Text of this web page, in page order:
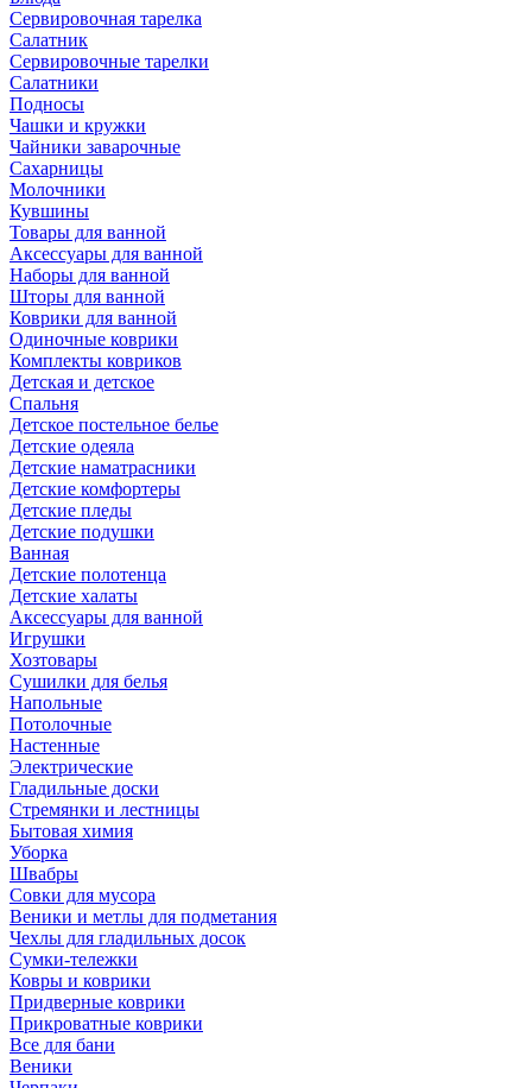
Сервировочная тарелка
Салатник
Сервировочные тарелки
Салатники
Подносы
Чашки и кружки
Чайники заварочные
Сахарницы
Молочники
Кувшины
Товары для ванной
Аксессуары для ванной
Наборы для ванной
Шторы для ванной
Коврики для ванной
Одиночные коврики
Комплекты ковриков
Детская и детское
Спальня
Детское постельное белье
Детские одеяла
Детские наматрасники
Детские комфортеры
Детские пледы
Детские подушки
Ванная
Детские полотенца
Детские халаты
Аксессуары для ванной
Игрушки
Хозтовары
Сушилки для белья
Напольные
Потолочные
Настенные
Электрические
Гладильные доски
Стремянки и лестницы
Бытовая химия
Уборка
Швабры
Совки для мусора
Веники и метлы для подметания
Чехлы для гладильных досок
Сумки-тележки
Ковры и коврики
Придверные коврики
Прикроватные коврики
Все для бани
Веники